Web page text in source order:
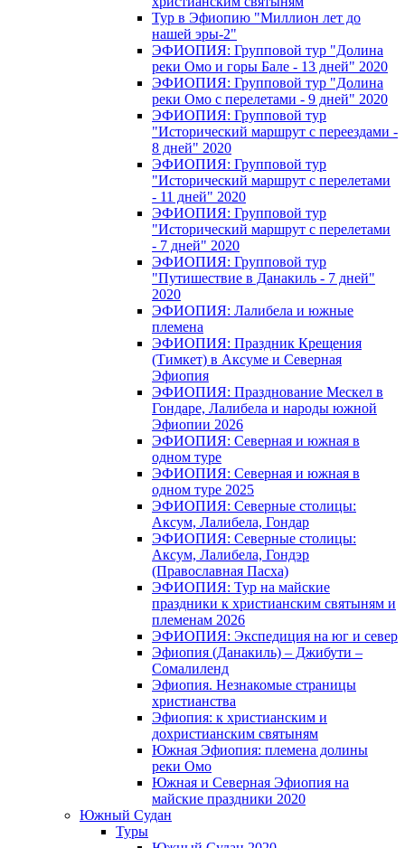
Тур в Эфиопию "Миллион лет до
нашей эры-2"
ЭФИОПИЯ: Групповой тур "Долина
реки Омо и горы Бале - 13 дней" 2020
ЭФИОПИЯ: Групповой тур "Долина
реки Омо с перелетами - 9 дней" 2020
ЭФИОПИЯ: Групповой тур
"Исторический маршрут с переездами -
8 дней" 2020
ЭФИОПИЯ: Групповой тур
"Исторический маршрут с перелетами
- 11 дней" 2020
ЭФИОПИЯ: Групповой тур
"Исторический маршрут с перелетами
- 7 дней" 2020
ЭФИОПИЯ: Групповой тур
"Путишествие в Данакиль - 7 дней"
2020
ЭФИОПИЯ: Лалибела и южные
племена
ЭФИОПИЯ: Праздник Крещения
(Тимкет) в Аксуме и Северная
Эфиопия
ЭФИОПИЯ: Празднование Мескел в
Гондаре, Лалибела и народы южной
Эфиопии 2026
ЭФИОПИЯ: Северная и южная в
одном туре
ЭФИОПИЯ: Северная и южная в
одном туре 2025
ЭФИОПИЯ: Северные столицы:
Аксум, Лалибела, Гондар
ЭФИОПИЯ: Северные столицы:
Аксум, Лалибела, Гондэр
(Православная Пасха)
ЭФИОПИЯ: Тур на майские
праздники к христианским святыням и
племенам 2026
ЭФИОПИЯ: Экспедиция на юг и север
Эфиопия (Данакиль) – Джибути –
Cомалиленд
Эфиопия. Незнакомые страницы
христианства
Эфиопия: к христианским и
дохристианским святыням
Южная Эфиопия: племена долины
реки Омо
Южная и Северная Эфиопия на
майские праздники 2020
Южный Судан
Туры